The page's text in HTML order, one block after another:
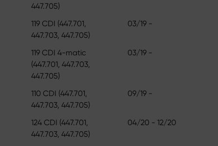
447.705)
119 CDI (447.701,
447.703, 447.705)
03/19 -
119 CDI 4-matic
(447.701, 447.703,
447.705)
03/19 -
110 CDI (447.701,
447.703, 447.705)
09/19 -
124 CDI (447.701,
447.703, 447.705)
04/20 - 12/20